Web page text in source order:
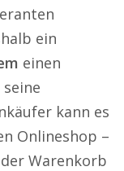
ein
einen
kann es
Onlineshop –
Warenkorb